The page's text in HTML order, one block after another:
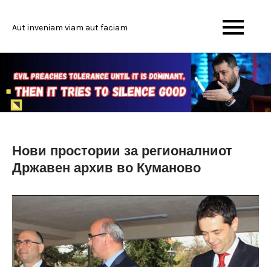
Aut inveniam viam aut faciam
Нови простории за регионалниот
Државен архив во Куманово